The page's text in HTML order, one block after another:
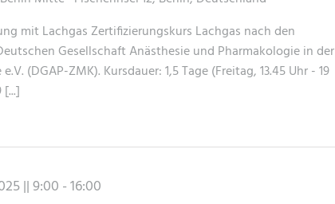
mit Lachgas Zertifizierungskurs Lachgas nach den
Gesellschaft Anästhesie und Pharmakologie in der
(DGAP-ZMK). Kursdauer: 1,5 Tage (Freitag, 13.45 Uhr - 19
|| 9:00 -16:00